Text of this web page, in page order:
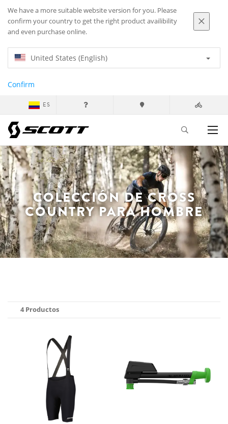
We have a more suitable website version for you. Please
confirm your country to get the right product availibility
and even purchase online.
United States (English)
Confirm
ES
COLECCIÓN DE CROSS
COUNTRY PARA HOMBRE
4 Productos